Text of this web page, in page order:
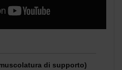
di supporto)